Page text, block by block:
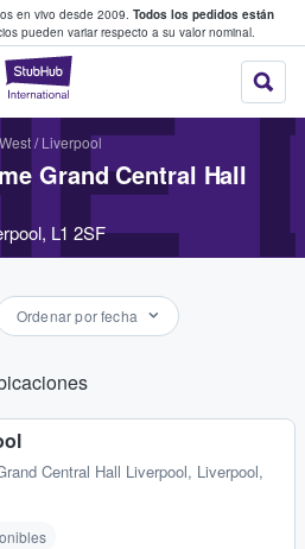
en vivo desde 2009. Todos los pedidos están
pueden variar respecto a su valor nominal.
StubHub:
entre fans
/ Liverpool
Grand Central Hall
L1 2SF
Ordenar por fecha
Central Hall Liverpool, Liverpool,